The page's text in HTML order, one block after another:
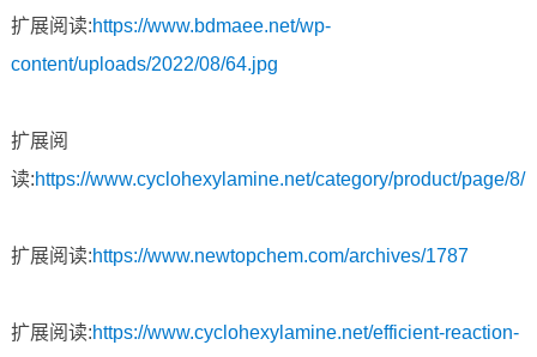
扩展阅读:https://www.bdmaee.net/wp-
content/uploads/2022/08/64.jpg
扩展阅
读:https://www.cyclohexylamine.net/category/product/page/8/
扩展阅读:https://www.newtopchem.com/archives/1787
扩展阅读:https://www.cyclohexylamine.net/efficient-reaction-